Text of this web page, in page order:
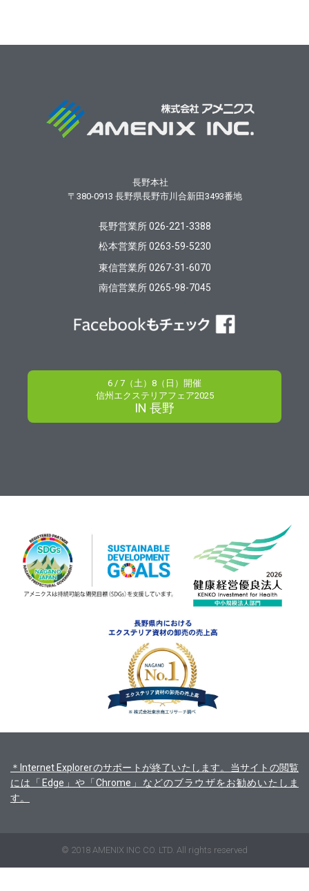
長野本社
〒380-0913 長野県長野市川合新田3493番地
長野営業所 026-221-3388
松本営業所 0263-59-5230
東信営業所 0267-31-6070
南信営業所 0265-98-7045
6 / 7（土）8（日）開催
信州エクステリアフェア2025
IN 長野
＊Internet Explorerのサポートが終了いたします。当サイトの閲覧
には「Edge」や「Chrome」などのブラウザをお勧めいたしま
す。
© 2018 AMENIX INC CO. LTD. All rights reserved